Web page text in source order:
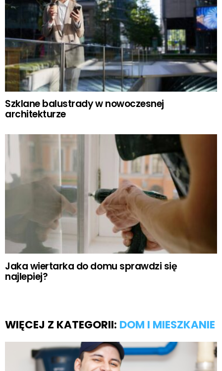
Szklane balustrady w nowoczesnej
architekturze
Jaka wiertarka do domu sprawdzi się
najlepiej?
WIĘCEJ Z KATEGORII: DOM I MIESZKANIE